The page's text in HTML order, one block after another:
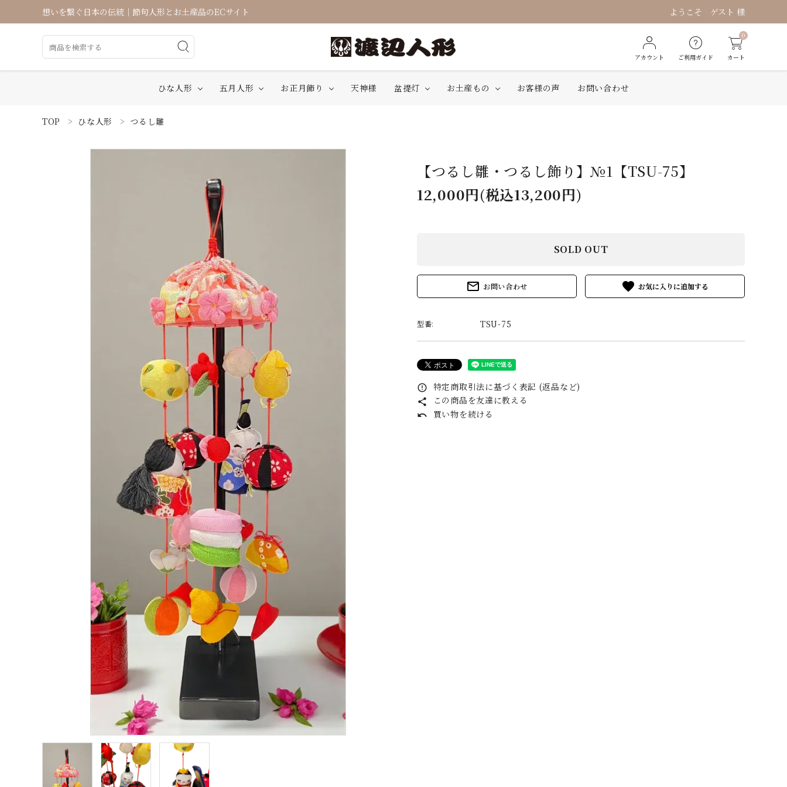
想いを繋ぐ日本の伝統｜節句人形とお土産品のECサイト ようこそ ゲスト 様
アカウント ご利用ガイド
0
カート
ひな人形 五月人形 お正月飾り 天神様 盆提灯 お土産もの お客様の声 お問い合わせ
TOP ひな人形 つるし雛
【つるし雛・つるし飾り】№1【TSU-75】
12,000円(税込13,200円)
SOLD OUT
mail_outline お問い合わせ favorite
型番: TSU-75
error_outline 特定商取引法に基づく表記 (返品など)
share この商品を友達に教える
undo 買い物を続ける